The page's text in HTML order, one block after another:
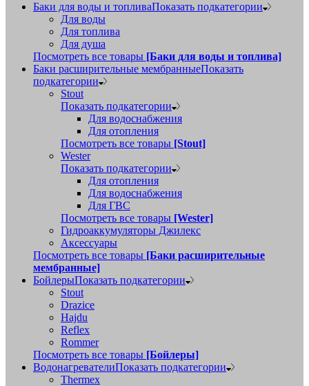
Баки для воды и топливаПоказать подкатегории
Для воды
Для топлива
Для душа
Посмотреть все товары [Баки для воды и топлива]
Баки расширительные мембранныеПоказать
подкатегории
Stout
Показать подкатегории
Для водоснабжения
Для отопления
Посмотреть все товары [Stout]
Wester
Показать подкатегории
Для отопления
Для водоснабжения
Для ГВС
Посмотреть все товары [Wester]
Гидроаккумуляторы Джилекс
Аксессуары
Посмотреть все товары [Баки расширительные
мембранные]
БойлерыПоказать подкатегории
Stout
Drazice
Hajdu
Reflex
Rommer
Посмотреть все товары [Бойлеры]
ВодонагревателиПоказать подкатегории
Thermex